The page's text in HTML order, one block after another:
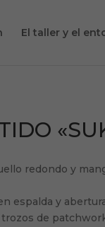
El taller y el
redondo y
espalda y
de